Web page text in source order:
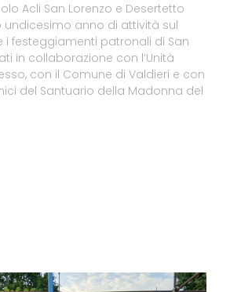
Acli San Lorenzo e Desertetto
undicesimo anno di attività sul
i festeggiamenti patronali di San
in collaborazione con l’Unità
con il Comune di Valdieri e con
del Santuario della Madonna del